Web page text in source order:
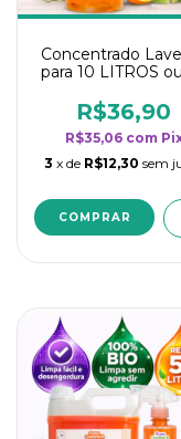
Concentrado
para 10 LITROS
rendimento da
categoria - Flor
Laranjeira
R$36,90
R$35,06 com
3 x de R$12,30 sem